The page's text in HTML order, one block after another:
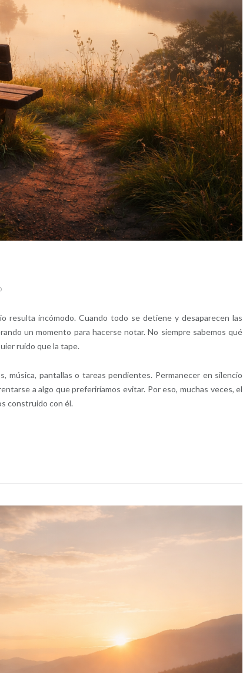
resulta incómodo. Cuando todo se detiene y desaparecen las
un momento para hacerse notar. No siempre sabemos qué
ruido que la tape.
música, pantallas o tareas pendientes. Permanecer en silencio
a algo que preferiríamos evitar. Por eso, muchas veces, el
construido con él.